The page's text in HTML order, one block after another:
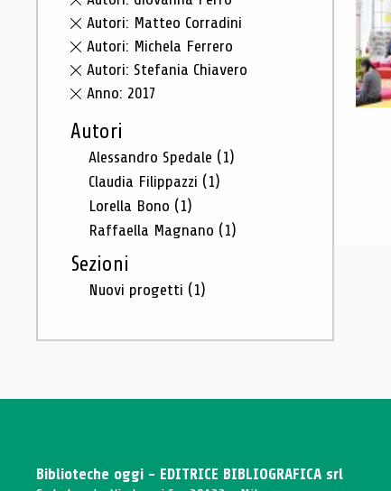
Autori: Matteo Corradini
Autori: Michela Ferrero
Autori: Stefania Chiavero
Anno: 2017
Autori
Alessandro Spedale (1)
Claudia Filippazzi (1)
Lorella Bono (1)
Raffaella Magnano (1)
Sezioni
Nuovi progetti (1)
Biblioteche oggi - EDITRICE BIBLIOGRAFICA srl